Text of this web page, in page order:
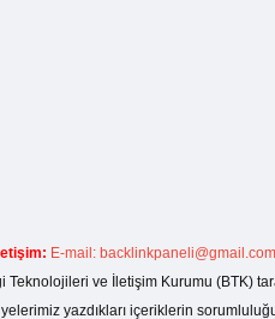
E-mail: backlinkpaneli@gmail.com
Teknolojileri ve İletişim Kurumu (BTK)
yazdıkları içeriklerin